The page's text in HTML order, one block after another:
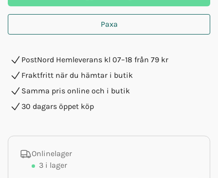
Paxa
PostNord Hemleverans kl 07–18 från 79 kr
Fraktfritt när du hämtar i butik
Samma pris online och i butik
30 dagars öppet köp
Onlinelager
3 i lager